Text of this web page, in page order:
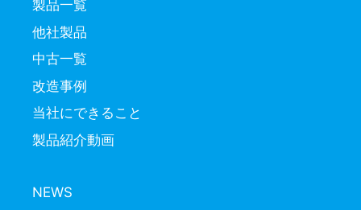
製品一覧
他社製品
中古一覧
改造事例
当社にできること
製品紹介動画
NEWS